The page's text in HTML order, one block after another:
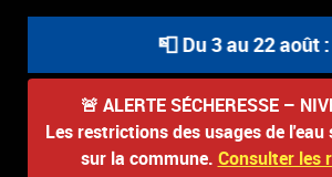
📮 Du 3 au 22 août :
🚨 ALERTE SÉCHERESSE –
Les restrictions des usages de
sur la commune. Consulter les